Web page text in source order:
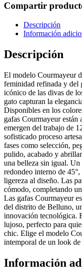
Compartir
Descripción
Información
Descripción
El modelo Courmayeur
feminidad refinada y del
icónico de las divas de
gato capturan la
Disponibles en los
gafas Courmayeur están
emergen del trabajo de
sofisticado proceso
fases como selección,
pulido, acabado y
una belleza sin igual. Un
redondeo interno de
ligereza al diseño. Las
cómodo, completando
Las gafas Courmayeur
del distrito de Belluno,
innovación tecnológica.
lujoso, perfecto para
chic. Elige el modelo
intemporal de un look
Información